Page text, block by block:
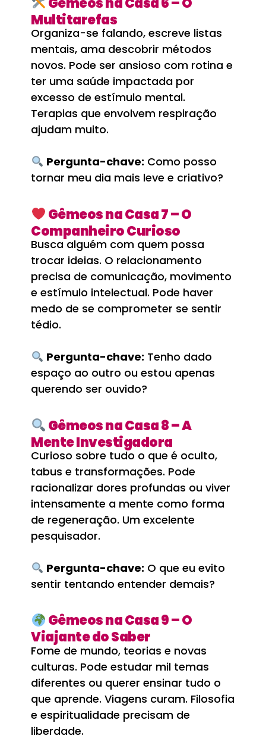
Multitarefas
Organiza-se falando, escreve listas
mentais, ama descobrir métodos
novos. Pode ser ansioso com rotina e
ter uma saúde impactada por
excesso de estímulo mental.
Terapias que envolvem respiração
ajudam muito.
Pergunta-chave: Como posso
tornar meu dia mais leve e criativo?
Gêmeos na Casa 7 – O
Companheiro Curioso
Busca alguém com quem possa
trocar ideias. O relacionamento
precisa de comunicação, movimento
e estímulo intelectual. Pode haver
medo de se comprometer se sentir
tédio.
Pergunta-chave: Tenho dado
espaço ao outro ou estou apenas
querendo ser ouvido?
Gêmeos na Casa 8 – A
Mente Investigadora
Curioso sobre tudo o que é oculto,
tabus e transformações. Pode
racionalizar dores profundas ou viver
intensamente a mente como forma
de regeneração. Um excelente
pesquisador.
Pergunta-chave: O que eu evito
sentir tentando entender demais?
Gêmeos na Casa 9 – O
Viajante do Saber
Fome de mundo, teorias e novas
culturas. Pode estudar mil temas
diferentes ou querer ensinar tudo o
que aprende. Viagens curam. Filosofia
e espiritualidade precisam de
liberdade.